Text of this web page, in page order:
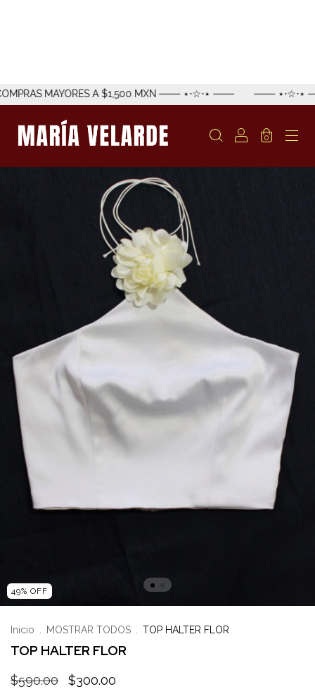
A $1,500 MXN ─── ⋆⋅☆⋅⋆ ─── ─── ⋆⋅☆⋅⋆ ─── ENVÍO
0
49% OFF
Inicio . MOSTRAR TODOS . TOP HALTER FLOR
TOP HALTER FLOR
$590.00 $300.00